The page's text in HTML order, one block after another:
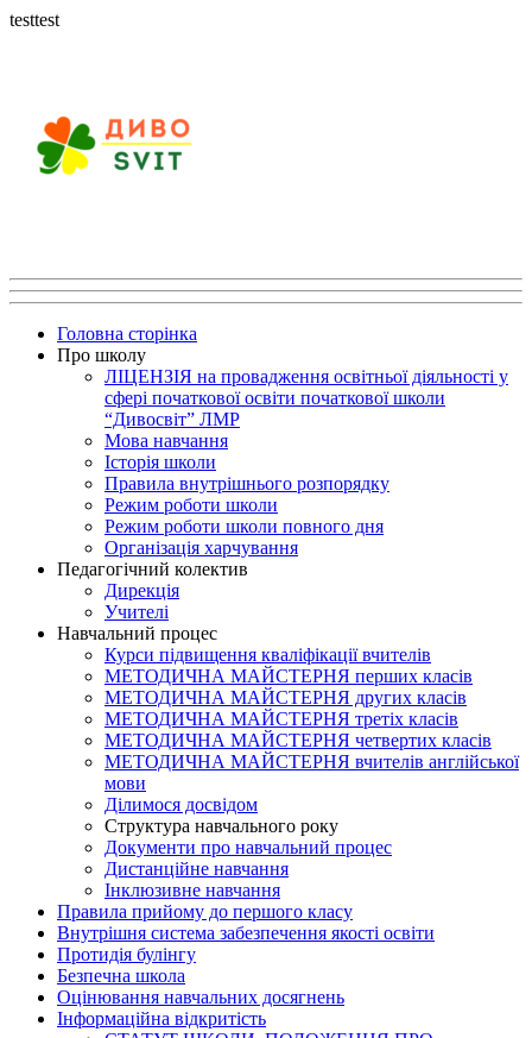
testtest
Головна сторінка
Про школу
ЛІЦЕНЗІЯ на провадження освітньої діяльності у
сфері початкової освіти початкової школи
“Дивосвіт” ЛМР
Мова навчання
Історія школи
Правила внутрішнього розпорядку
Режим роботи школи
Режим роботи школи повного дня
Організація харчування
Педагогічний колектив
Дирекція
Учителі
Навчальний процес
Курси підвищення кваліфікації вчителів
МЕТОДИЧНА МАЙСТЕРНЯ перших класів
МЕТОДИЧНА МАЙСТЕРНЯ других класів
МЕТОДИЧНА МАЙСТЕРНЯ третіх класів
МЕТОДИЧНА МАЙСТЕРНЯ четвертих класів
МЕТОДИЧНА МАЙСТЕРНЯ вчителів англійської
мови
Ділимося досвідом
Структура навчального року
Документи про навчальний процес
Дистанційне навчання
Інклюзивне навчання
Правила прийому до першого класу
Внутрішня система забезпечення якості освіти
Протидія булінгу
Безпечна школа
Оцінювання навчальних досягнень
Інформаційна відкритість